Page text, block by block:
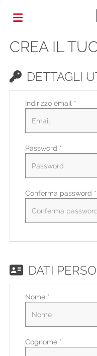
Home
Offerte
di
lavoro
Carica
il
CV
Login
Lingua
FR
IT
CREA IL
DETTAGLI
Indirizzo email *
Password *
Conferma password *
DATI
Nome *
Cognome *